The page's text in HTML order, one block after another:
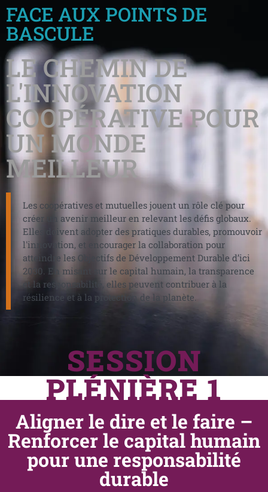
FACE AUX POINTS DE
BASCULE
LE CHEMIN DE
L'INNOVATION
COOPÉRATIVE POUR
UN MONDE
MEILLEUR
Les coopératives et mutuelles jouent un rôle clé pour
créer un avenir meilleur en relevant les défis globaux.
Elles doivent adopter des pratiques durables, promouvoir
l'innovation, et encourager la collaboration pour
atteindre les Objectifs de Développement Durable d’ici
2030. En misant sur le capital humain, la transparence
et la responsabilité, elles peuvent contribuer à la
résilience et à la protection de la planète.
SESSION
PLÉNIÈRE 1
Aligner le dire et le faire –
Renforcer le capital humain
pour une responsabilité
durable